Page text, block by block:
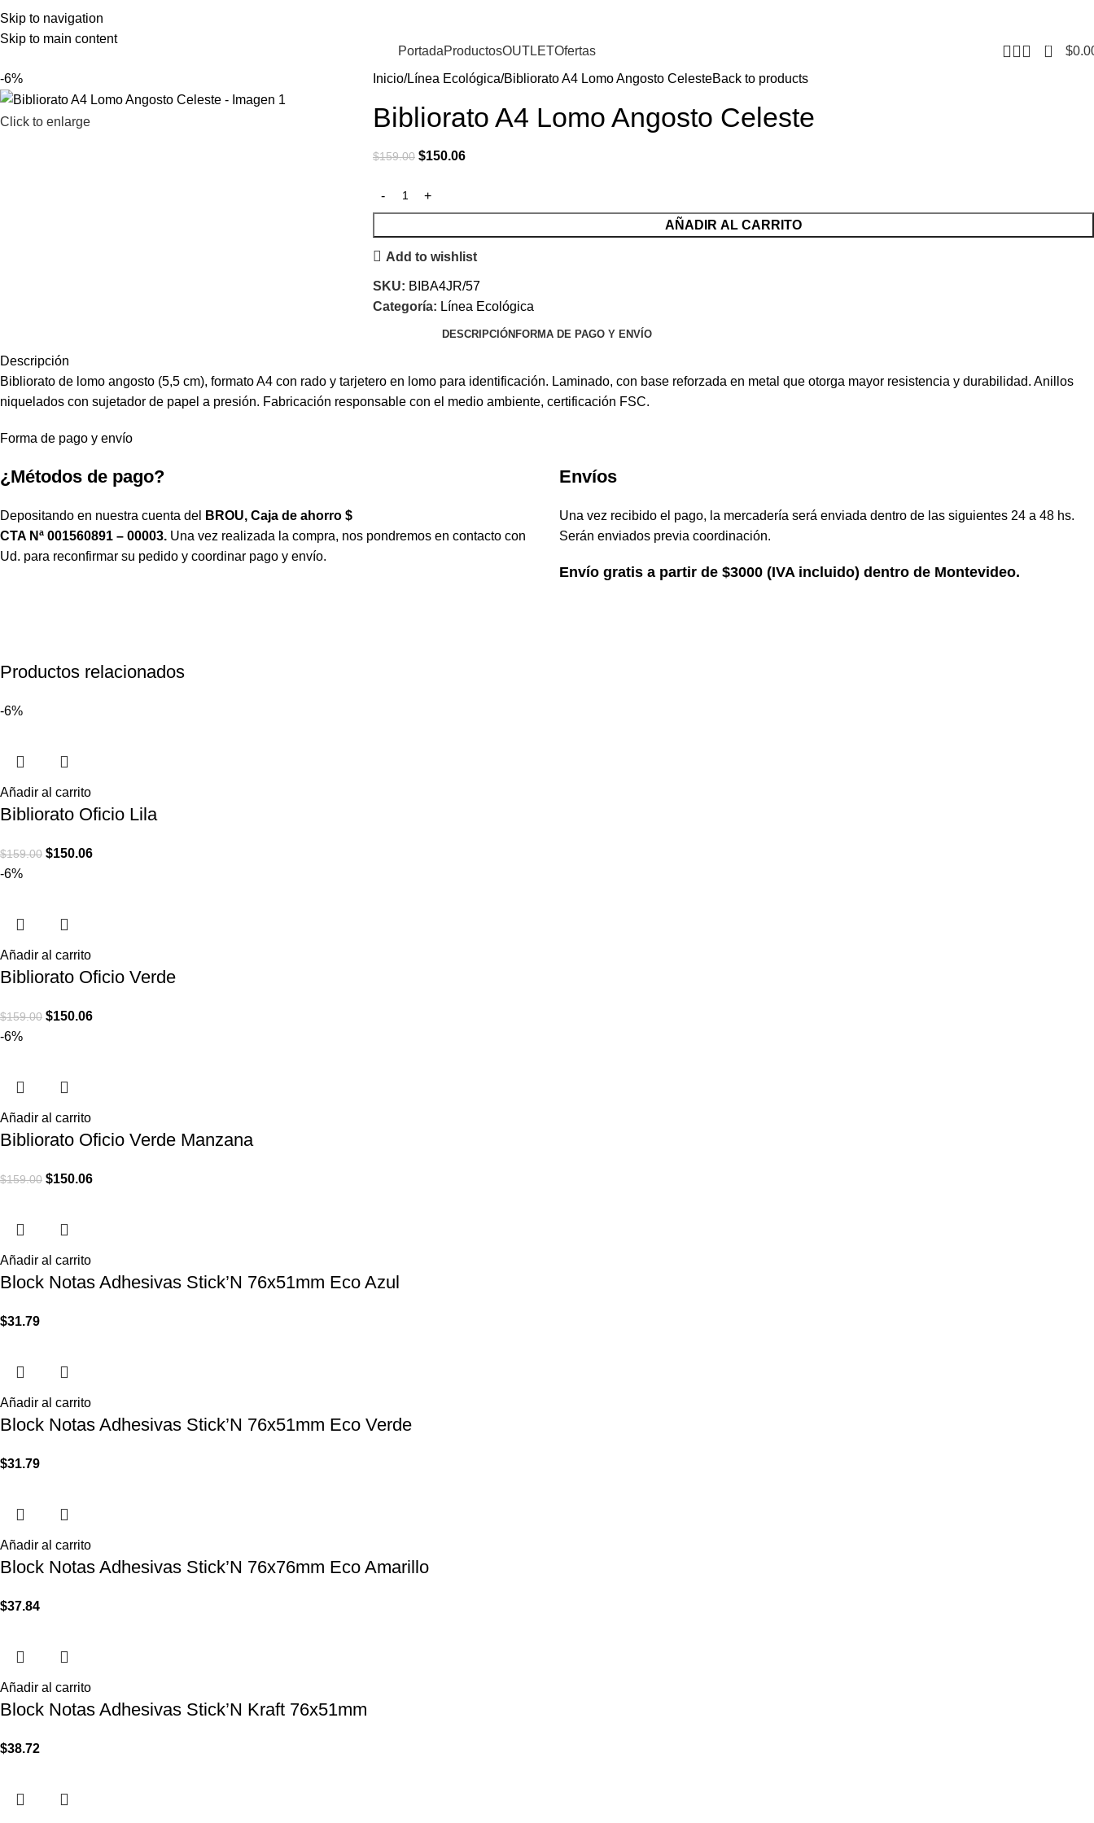
Skip to navigation
Skip to main content
AL 2200 1903 – 2203 67 61
PortadaProductosOUTLETOfertas 0 $
-6%
Click to enlarge
Inicio Línea Ecológica Bibliorato A4 Lomo Angosto CelesteBack to products
Bibliorato A4 Lomo Angosto Celeste
$159.00 $150.06
AÑADIR AL CARRITO
Add to wishlist
SKU: BIBA4JR/57
Categoría: Línea Ecológica
DESCRIPCIÓNFORMA DE PAGO Y ENVÍO
Descripción
Bibliorato de lomo angosto (5,5 cm), formato A4 con rado y tarjetero en lomo para identificación. Laminado, con base reforzada en metal que otorga mayor resistencia y durabilidad. Anillos
niquelados con sujetador de papel a presión. Fabricación responsable con el medio ambiente, certificación FSC.
Forma de pago y envío
¿Métodos de pago?
Depositando en nuestra cuenta del
BROU, Caja de ahorro $
CTA Nª 001560891 – 00003. Una vez realizada la compra, nos pondremos en contacto con
Ud. para reconfirmar su pedido y coordinar pago y envío.
Envíos
Una vez recibido el pago, la mercadería será enviada dentro de las siguientes 24 a 48 hs.
Serán enviados previa coordinación.
Envío gratis a partir de $3000 (IVA incluido) dentro de Montevideo.
Productos relacionados
-6%
Añadir al carrito
Bibliorato Oficio Lila
$159.00 $150.06
-6%
Añadir al carrito
Bibliorato Oficio Verde
$159.00 $150.06
-6%
Añadir al carrito
Bibliorato Oficio Verde Manzana
$159.00 $150.06
Añadir al carrito
Block Notas Adhesivas Stick’N 76x51mm Eco Azul
$31.79
Añadir al carrito
Block Notas Adhesivas Stick’N 76x51mm Eco Verde
$31.79
Añadir al carrito
Block Notas Adhesivas Stick’N 76x76mm Eco Amarillo
$37.84
Añadir al carrito
Block Notas Adhesivas Stick’N Kraft 76x51mm
$38.72